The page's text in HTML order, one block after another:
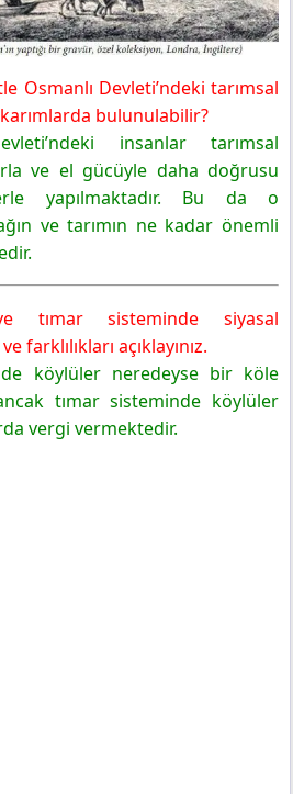
Osmanlı Devleti’ndeki tarımsal
bulunulabilir?
insanlar tarımsal
ve el gücüyle daha doğrusu
yapılmaktadır. Bu da o
ve tarımın ne kadar önemli
tımar sisteminde siyasal
açıklayınız.
köylüler neredeyse bir köle
tımar sisteminde köylüler
vergi vermektedir.